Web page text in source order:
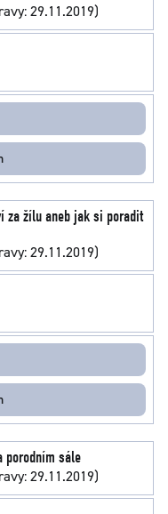
29.11.2019)
za žílu aneb jak si poradit
29.11.2019)
porodním sále
29.11.2019)